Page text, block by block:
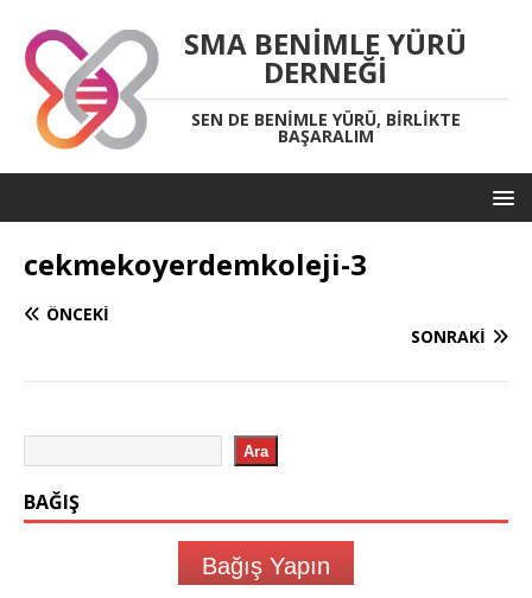
SMA BENIMLE YÜRÜ
DERNEĞI
SEN DE BENIMLE YÜRÜ, BIRLIKTE
BAŞARALIM
cekmekoyerdemkoleji-3
ÖNCEKI
SONRAKI
Ara
BAĞIŞ
Bağış Yapın